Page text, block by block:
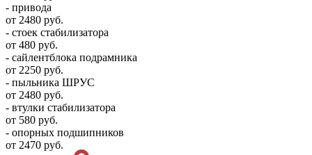
- привода
от 2480 руб.
- стоек стабилизатора
от 480 руб.
- сайлентблока подрамника
от 2250 руб.
- пыльника ШРУС
от 2480 руб.
- втулки стабилизатора
от 580 руб.
- опорных подшипников
от 2470 руб.